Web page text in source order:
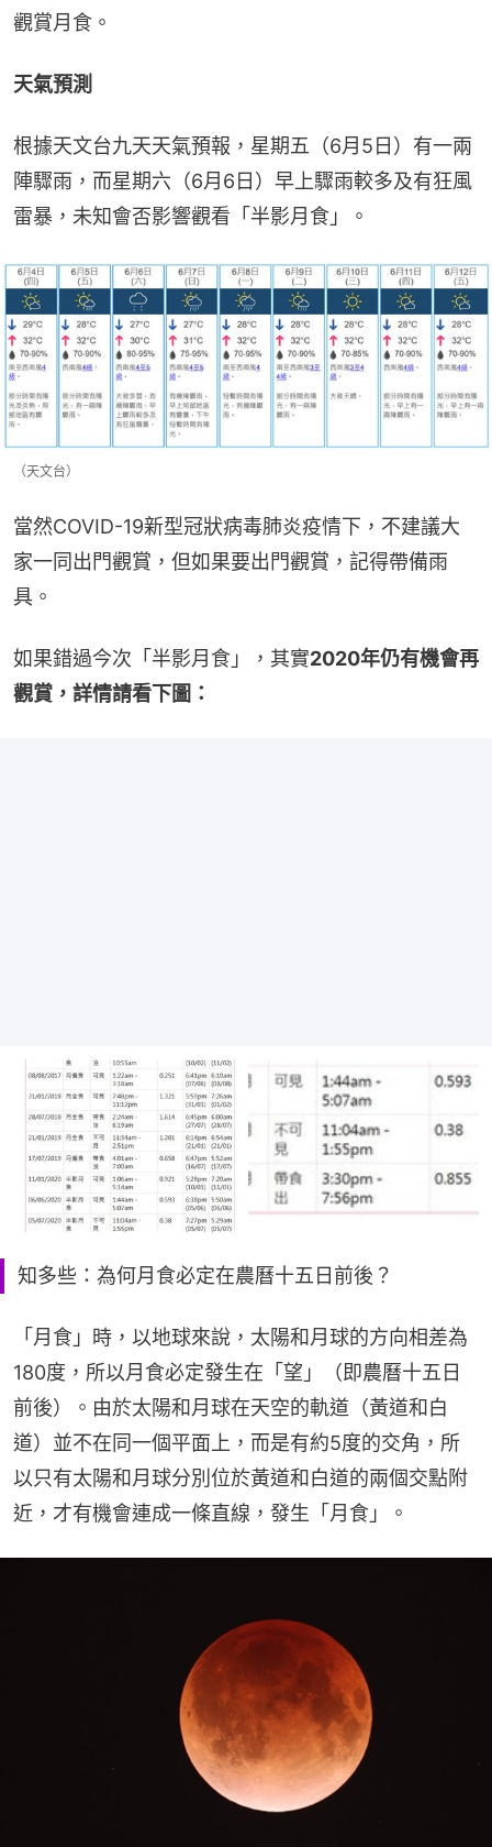
觀賞月食。
天氣預測
根據天文台九天天氣預報，星期五（6月5日）有一兩
陣驟雨，而星期六（6月6日）早上驟雨較多及有狂風
雷暴，未知會否影響觀看「半影月食」。
（天文台）
當然COVID-19新型冠狀病毒肺炎疫情下，不建議大
家一同出門觀賞，但如果要出門觀賞，記得帶備雨
具。
如果錯過今次「半影月食」，其實2020年仍有機會再
觀賞，詳情請看下圖：
知多些：為何月食必定在農曆十五日前後？
「月食」時，以地球來說，太陽和月球的方向相差為
180度，所以月食必定發生在「望」（即農曆十五日
前後）。由於太陽和月球在天空的軌道（黃道和白
道）並不在同一個平面上，而是有約5度的交角，所
以只有太陽和月球分別位於黃道和白道的兩個交點附
近，才有機會連成一條直線，發生「月食」。